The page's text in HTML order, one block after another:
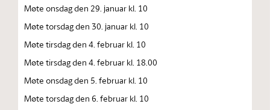
Møte onsdag den 29. januar kl. 10
Møte torsdag den 30. januar kl. 10
Møte tirsdag den 4. februar kl. 10
Møte tirsdag den 4. februar kl. 18.00
Møte onsdag den 5. februar kl. 10
Møte torsdag den 6. februar kl. 10